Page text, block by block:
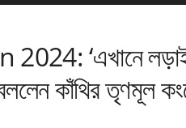
‘এখানে লড়াই
কাঁথির তৃণমূল